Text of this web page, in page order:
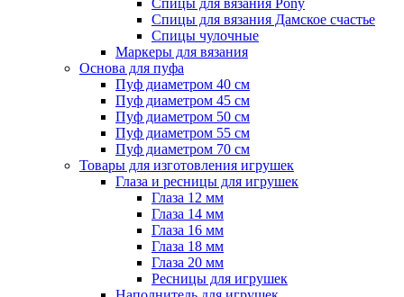
Спицы для вязания Pony
Спицы для вязания Дамское счастье
Спицы чулочные
Маркеры для вязания
Основа для пуфа
Пуф диаметром 40 см
Пуф диаметром 45 см
Пуф диаметром 50 см
Пуф диаметром 55 см
Пуф диаметром 70 см
Товары для изготовления игрушек
Глаза и ресницы для игрушек
Глаза 12 мм
Глаза 14 мм
Глаза 16 мм
Глаза 18 мм
Глаза 20 мм
Ресницы для игрушек